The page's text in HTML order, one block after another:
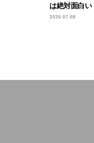
は絶対面白い
2026.07.08